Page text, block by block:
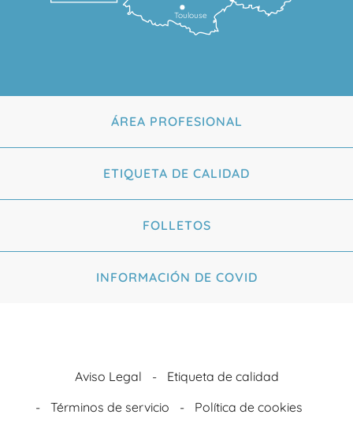
Toulouse
ÁREA PROFESIONAL
ETIQUETA DE CALIDAD
FOLLETOS
INFORMACIÓN DE COVID
Aviso Legal
Etiqueta de calidad
Términos de servicio
Política de cookies